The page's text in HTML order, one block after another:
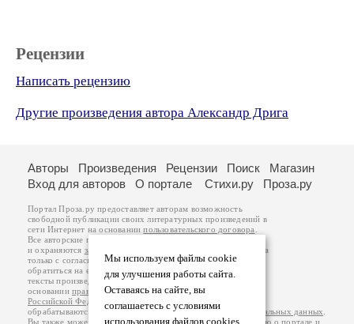
Рецензии
Написать рецензию
Другие произведения автора Александр Дрига
Мы используем файлы cookie
для улучшения работы сайта.
Оставаясь на сайте, вы
соглашаетесь с условиями
использования файлов cookies.
Авторы Произведения Рецензии Поиск
Магазин
Вход для авторов
О портале Стихи.ру Проза.ру
Портал Проза.ру предоставляет авторам возможность
свободной публикации своих литературных произведений в
сети Интернет на основаниипользовательского договора
Все авторские права на произведения принадлежат авторам
и охраняются законом
. Перепечатка произведений возможна
только с согласия его автора, к которому вы можете
обратиться на его авторской странице. Ответственность за
тексты произведений авторы несут самостоятельно на
основанииправил публикацииизаконодательства
Российской Федерации
обрабатываются на основанииПолитики обработки персональных данных
Вы также можете посмотреть более подробнуюинформацию о портале и